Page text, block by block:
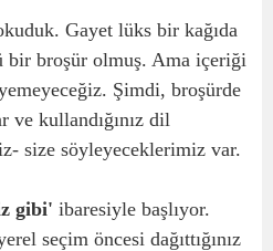
Gayet lüks bir kağıda
bir broşür olmuş. Ama içeriği
Şimdi, broşürde
ve kullandığınız dil
size söyleyeceklerimiz var.
gibi' ibaresiyle başlıyor.
seçim öncesi dağıttığınız